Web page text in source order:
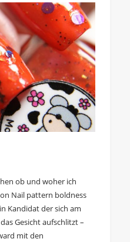
ob und woher ich
Nail pattern boldness
Kandidat der sich am
Gesicht aufschlitzt –
mit den